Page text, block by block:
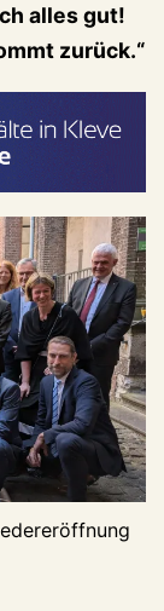
alles gut!
zurück.“